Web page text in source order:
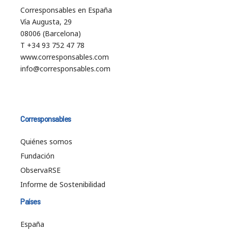
Corresponsables en España
Vía Augusta, 29
08006 (Barcelona)
T +34 93 752 47 78
www.corresponsables.com
info@corresponsables.com
Corresponsables
Quiénes somos
Fundación
ObservaRSE
Informe de Sostenibilidad
Países
España